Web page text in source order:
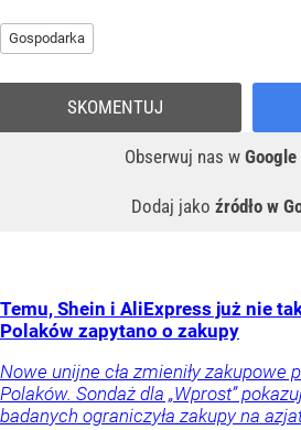
Gospodarka
Obserwuj nas w Google
Dodaj jako źródło w
SKOMENTUJ
Temu, Shein i AliExpress już nie
Polaków zapytano o zakupy
Nowe unijne cła zmieniły zakupowe
Polaków. Sondaż dla „Wprost”
badanych ograniczyła zakupy na